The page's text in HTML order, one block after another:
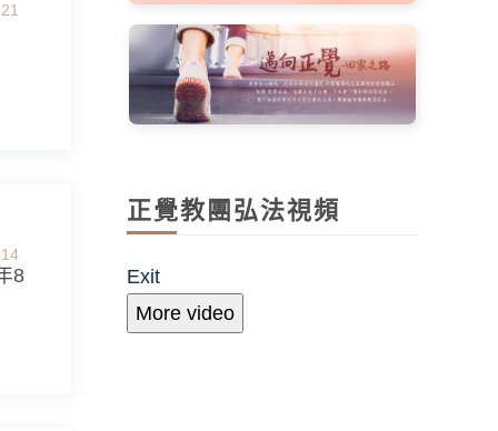
8
正覺教團弘法視頻
Exit
More video